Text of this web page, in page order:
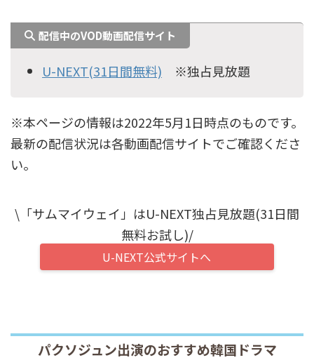
配信中のVOD動画配信サイト
U-NEXT(31日間無料) ※独占見放題
※本ページの情報は2022年5月1日時点のものです。
最新の配信状況は各動画配信サイトでご確認くださ
い。
\「サムマイウェイ」はU-NEXT独占見放題(31日間
無料お試し)/
U-NEXT公式サイトへ
パクソジュン出演のおすすめ韓国ドラマ